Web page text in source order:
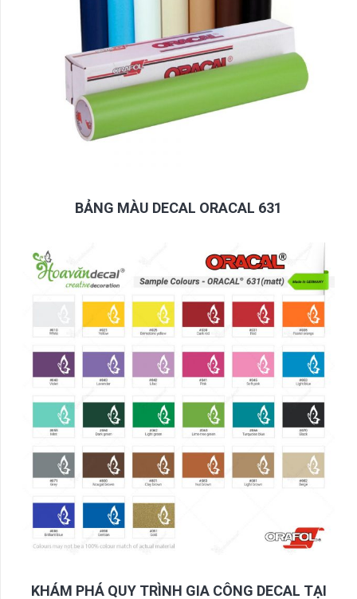
BẢNG MÀU DECAL ORACAL 631
KHÁM PHÁ QUY TRÌNH GIA CÔNG DECAL TẠI